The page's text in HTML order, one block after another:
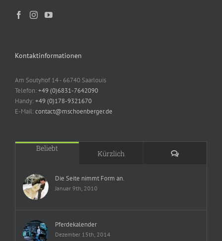
Kontaktinformationen
Am Soutyhof 14 - 66740 Saarlouis
Telefon:+49 (0)6831-7642090
Handy:+49 (0)178-9321670
E-Mail:contact@mschoenberger.de
Beliebt
Kürzlich Kommentare
Die Seite nimmt Form an.
Januar 9th, 2010
Pferdekalender
Dezember 15th, 2014